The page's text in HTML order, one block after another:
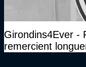
Girondins4Ever -
remercient